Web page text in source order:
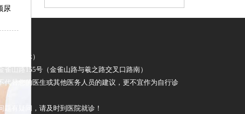
尿
假日不休）
山路155号（金雀山路与羲之路交叉口路南）
代替您的医生或其他医务人员的建议，更不宜作为自行诊
题有疑问，请及时到医院就诊！